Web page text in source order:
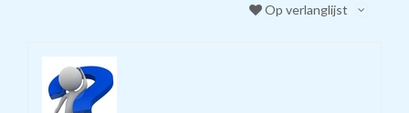
Op verlanglijst